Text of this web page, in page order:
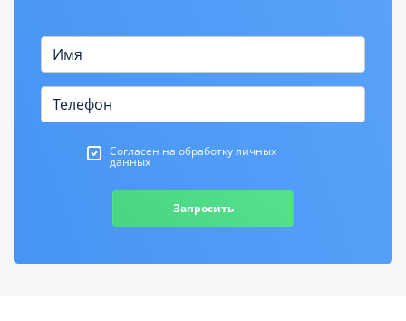
Согласен на обработку личных
данных
Запросить